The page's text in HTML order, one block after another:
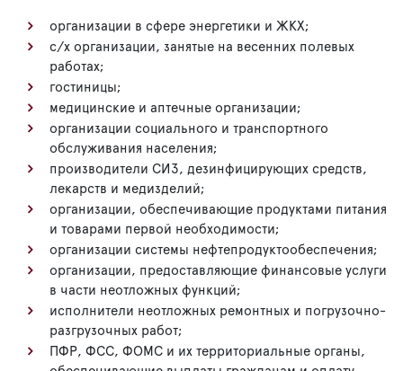
организации в сфере энергетики и ЖКХ;
с/х организации, занятые на весенних полевых
работах;
гостиницы;
медицинские и аптечные организации;
организации социального и транспортного
обслуживания населения;
производители СИЗ, дезинфицирующих средств,
лекарств и медизделий;
организации, обеспечивающие продуктами питания
и товарами первой необходимости;
организации системы нефтепродуктообеспечения;
организации, предоставляющие финансовые услуги
в части неотложных функций;
исполнители неотложных ремонтных и погрузочно-
разгрузочных работ;
ПФР, ФСС, ФОМС и их территориальные органы,